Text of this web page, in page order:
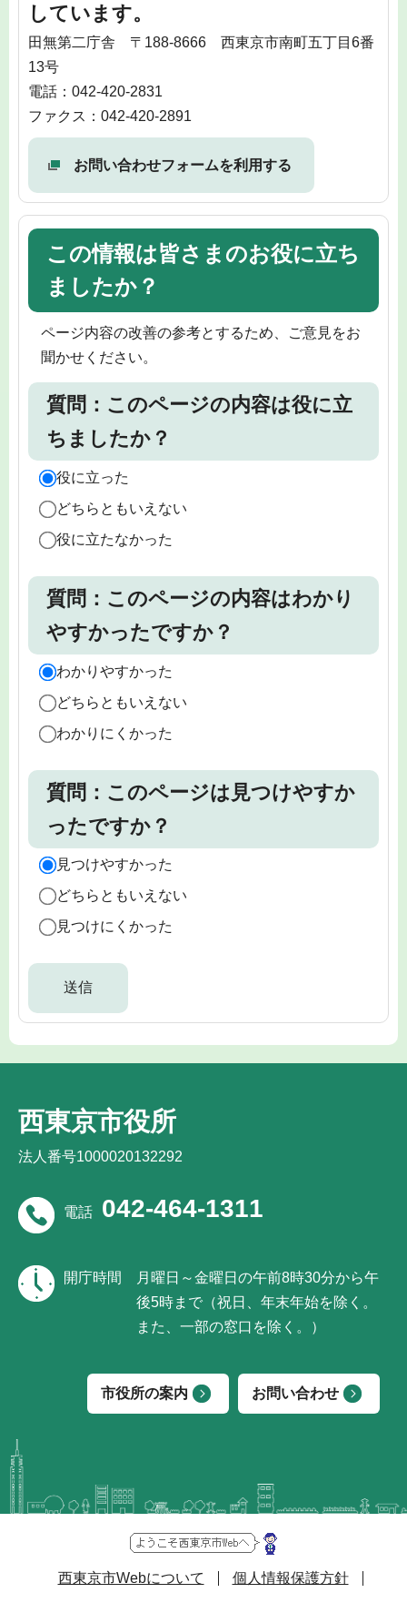
しています。
田無第二庁舎 〒188-8666 西東京市南町五丁目6番
13号
電話：042-420-2831
ファクス：042-420-2891
お問い合わせフォームを利用する
この情報は皆さまのお役に立ち
ましたか？
ページ内容の改善の参考とするため、ご意見をお
聞かせください。
質問：このページの内容は役に立
ちましたか？
役に立った
どちらともいえない
役に立たなかった
質問：このページの内容はわかり
やすかったですか？
わかりやすかった
どちらともいえない
わかりにくかった
質問：このページは見つけやすか
ったですか？
見つけやすかった
どちらともいえない
見つけにくかった
西東京市役所
法人番号1000020132292
電話 042-464-1311
開庁時間
月曜日～金曜日の午前8時30分から午
後5時まで（祝日、年末年始を除く。
また、一部の窓口を除く。）
市役所の案内 お問い合わせ
西東京市Webについて 個人情報保護方針